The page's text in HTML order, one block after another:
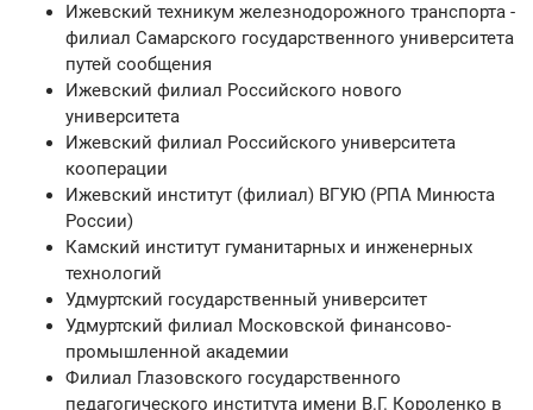
Ижевский техникум железнодорожного транспорта -
филиал Самарского государственного университета
путей сообщения
Ижевский филиал Российского нового
университета
Ижевский филиал Российского университета
кооперации
Ижевский институт (филиал) ВГУЮ (РПА Минюста
России)
Камский институт гуманитарных и инженерных
технологий
Удмуртский государственный университет
Удмуртский филиал Московской финансово-
промышленной академии
Филиал Глазовского государственного
педагогического института имени В.Г. Короленко в